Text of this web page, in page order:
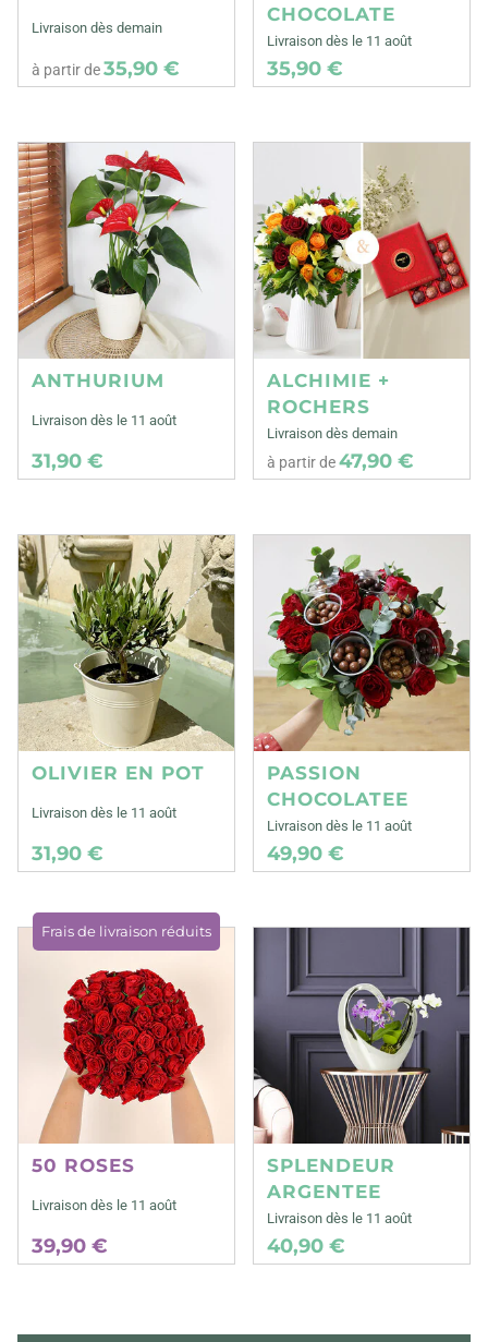
Livraison dès demain
à partir de35,90 €
CHOCOLATE
Livraison dès le 11 août
35,90 €
ANTHURIUM
Livraison dès le 11 août
31,90 €
ALCHIMIE +
ROCHERS
Livraison dès demain
à partir de47,90 €
OLIVIER EN POT
Livraison dès le 11 août
31,90 €
PASSION
CHOCOLATEE
Livraison dès le 11 août
49,90 €
Frais de livraison réduits
50 ROSES
Livraison dès le 11 août
39,90 €
SPLENDEUR
ARGENTEE
Livraison dès le 11 août
40,90 €